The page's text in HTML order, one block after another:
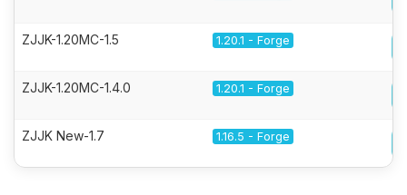
ZJJK-1.20MC-1.5 1.20.1 - Forge
ZJJK-1.20MC-1.4.0 1.20.1 - Forge
ZJJK New-1.7 1.16.5 - Forge